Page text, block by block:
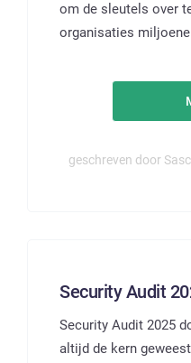
om de sleutels over
organisaties
geschreven door
Security Audit
Security Audit 2025
altijd de kern